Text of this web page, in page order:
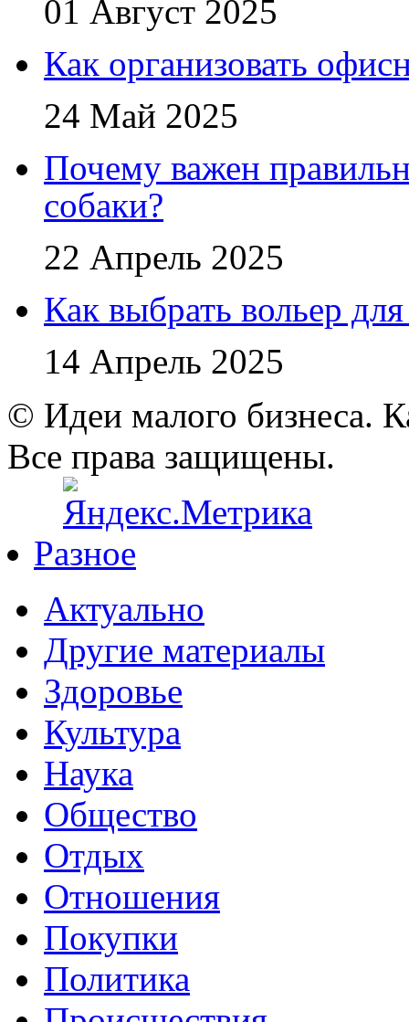
01 Август 2025
Как организовать
24 Май 2025
Почему важен
собаки?
22 Апрель 2025
Как выбрать вольер
14 Апрель 2025
© Идеи малого бизнеса.
Все права защищены.
Разное
Актуально
Другие материалы
Здоровье
Культура
Наука
Общество
Отдых
Отношения
Покупки
Политика